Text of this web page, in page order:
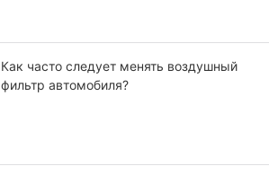
Как часто следует менять воздушный
фильтр автомобиля?